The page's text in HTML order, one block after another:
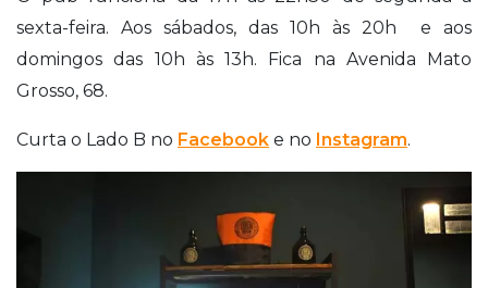
sexta-feira. Aos sábados, das 10h às 20h e aos
domingos das 10h às 13h. Fica na Avenida Mato
Grosso, 68.
Curta o Lado B no Facebook e no Instagram.